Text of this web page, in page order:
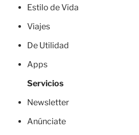
Estilo de Vida
Viajes
De Utilidad
Apps
Servicios
Newsletter
Anúnciate